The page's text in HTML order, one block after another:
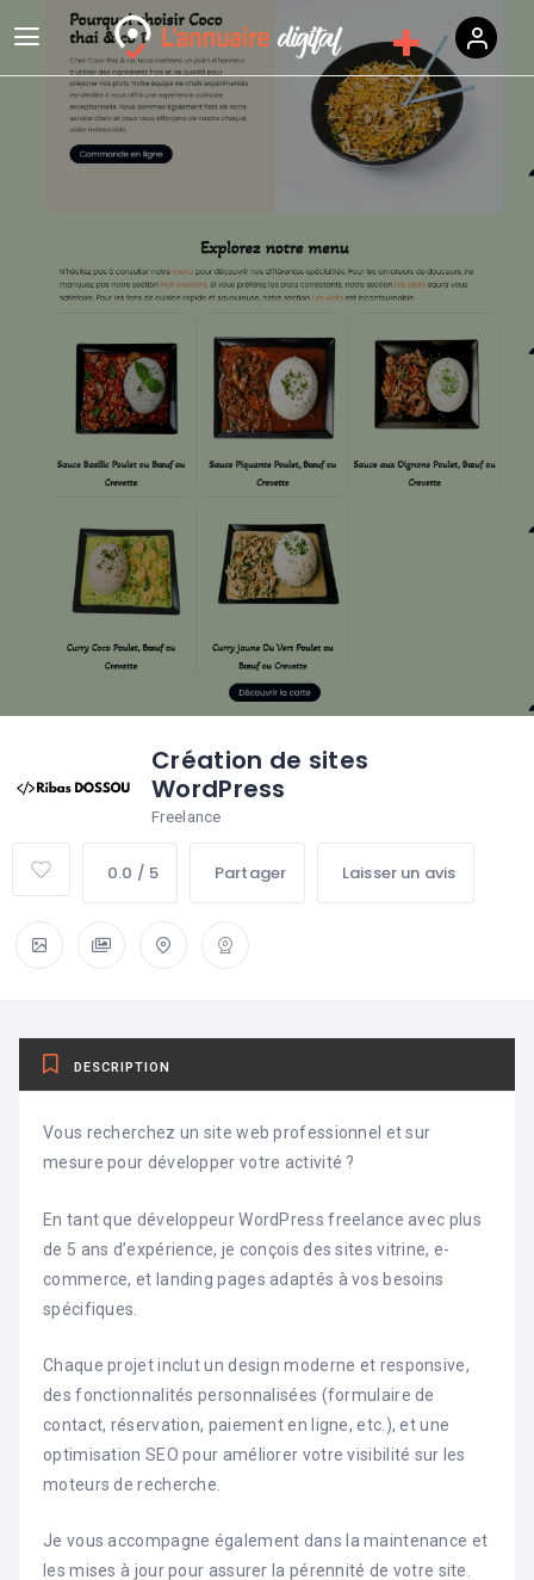
Création de sites
WordPress
Freelance
0.0 / 5 Partager Laisser un avis
DESCRIPTION
Vous recherchez un site web professionnel et sur
mesure pour développer votre activité ?
En tant que développeur WordPress freelance avec plus
de 5 ans d’expérience, je conçois des sites vitrine, e-
commerce, et landing pages adaptés à vos besoins
spécifiques.
Chaque projet inclut un design moderne et responsive,
des fonctionnalités personnalisées (formulaire de
contact, réservation, paiement en ligne, etc.), et une
optimisation SEO pour améliorer votre visibilité sur les
moteurs de recherche.
Je vous accompagne également dans la maintenance et
les mises à jour pour assurer la pérennité de votre site.